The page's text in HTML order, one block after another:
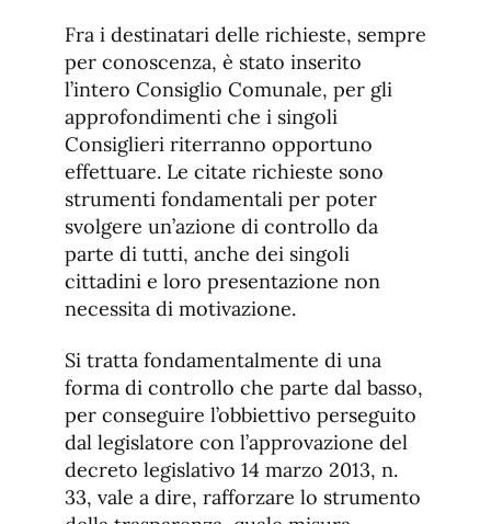
Fra i destinatari delle richieste, sempre
per conoscenza, è stato inserito
l’intero Consiglio Comunale, per gli
approfondimenti che i singoli
Consiglieri riterranno opportuno
effettuare. Le citate richieste sono
strumenti fondamentali per poter
svolgere un’azione di controllo da
parte di tutti, anche dei singoli
cittadini e loro presentazione non
necessita di motivazione.
Si tratta fondamentalmente di una
forma di controllo che parte dal basso,
per conseguire l’obbiettivo perseguito
dal legislatore con l’approvazione del
decreto legislativo 14 marzo 2013, n.
33, vale a dire, rafforzare lo strumento